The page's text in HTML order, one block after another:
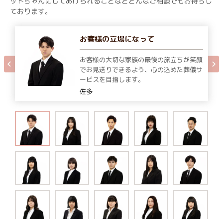
ております。
お客様の立場になって
お客様の大切な家族の最後の旅立ちが笑顔
でお見送りできるよう、心の込めた葬儀サ
ービスを目指します。
佐多